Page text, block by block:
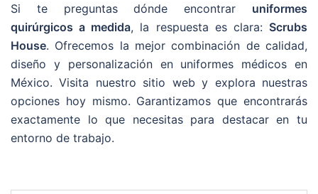
Si te preguntas dónde encontrar uniformes
quirúrgicos a medida, la respuesta es clara: Scrubs
House. Ofrecemos la mejor combinación de calidad,
diseño y personalización en uniformes médicos en
México. Visita nuestro sitio web y explora nuestras
opciones hoy mismo. Garantizamos que encontrarás
exactamente lo que necesitas para destacar en tu
entorno de trabajo.